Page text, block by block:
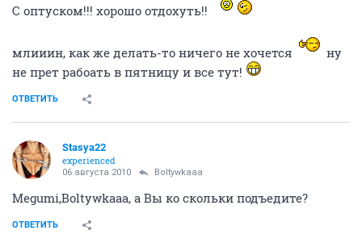
С оптуском!!! хорошо отдохуть!!
млииин, как же делать-то ничего не хочется
ну
не прет рабоать в пятницу и все тут!
ОТВЕТИТЬ
Stasya22
experienced
06 августа 2010 Boltywkaaa
Megumi,Boltywkaaa, а Вы ко скольки подъедите?
ОТВЕТИТЬ